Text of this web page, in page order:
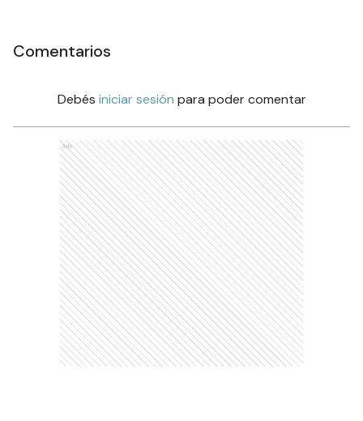
Comentarios
Debés iniciar sesión para poder comentar
Ads